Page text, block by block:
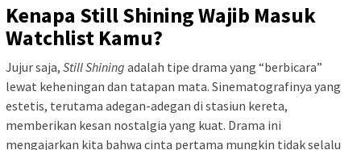
Kenapa Still Shining Wajib Masuk
Watchlist Kamu?
Jujur saja, Still Shining adalah tipe drama yang “berbicara”
lewat keheningan dan tatapan mata. Sinematografinya yang
estetis, terutama adegan-adegan di stasiun kereta,
memberikan kesan nostalgia yang kuat. Drama ini
mengajarkan kita bahwa cinta pertama mungkin tidak selalu